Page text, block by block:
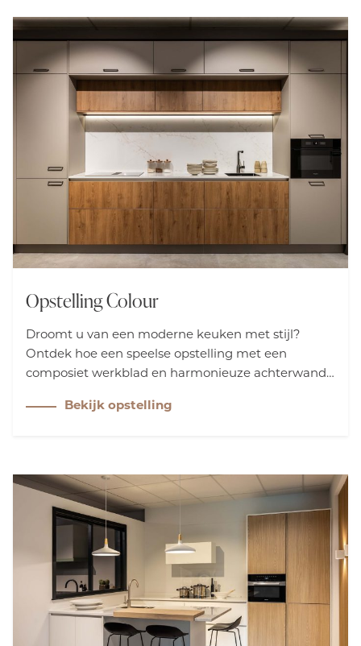
Opstelling Colour
Droomt u van een moderne keuken met stijl?
Ontdek hoe een speelse opstelling met een
composiet werkblad en harmonieuze achterwand
Laat u inspireren en leer hoe u uw droomkeuken
Bekijk opstelling